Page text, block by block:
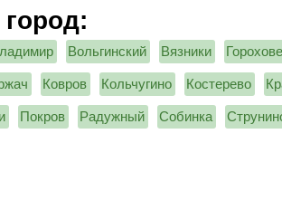
Вольгинский Вязники
Ковров Кольчугино Костерево
Покров Радужный Собинка